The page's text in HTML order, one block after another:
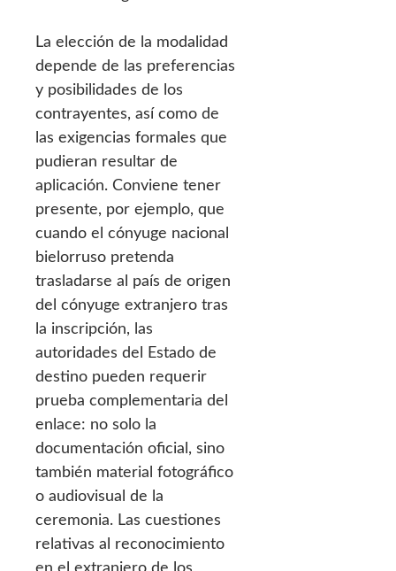
La elección de la modalidad
depende de las preferencias
y posibilidades de los
contrayentes, así como de
las exigencias formales que
pudieran resultar de
aplicación. Conviene tener
presente, por ejemplo, que
cuando el cónyuge nacional
bielorruso pretenda
trasladarse al país de origen
del cónyuge extranjero tras
la inscripción, las
autoridades del Estado de
destino pueden requerir
prueba complementaria del
enlace: no solo la
documentación oficial, sino
también material fotográfico
o audiovisual de la
ceremonia. Las cuestiones
relativas al reconocimiento
en el extranjero de los